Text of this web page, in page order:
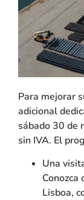
Para mejorar
adicional
sábado 30 de
sin IVA. El
Una
Lisboa,